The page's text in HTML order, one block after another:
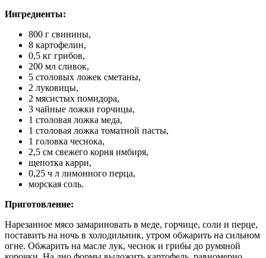
Ингредиенты:
800 г свинины,
8 картофелин,
0,5 кг грибов,
200 мл сливок,
5 столовых ложек сметаны,
2 луковицы,
2 мясистых помидора,
3 чайные ложки горчицы,
1 столовая ложка меда,
1 столовая ложка томатной пасты,
1 головка чеснока,
2,5 см свежего корня имбиря,
щепотка карри,
0,25 ч л лимонного перца,
морская соль.
Приготовление:
Нарезанное мясо замариновать в меде, горчице, соли и перце,
поставить на ночь в холодильник, утром обжарить на сильном
огне. Обжарить на масле лук, чеснок и грибы до румяной